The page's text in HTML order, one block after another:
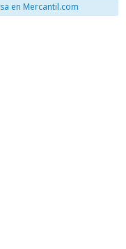
en Mercantil.com